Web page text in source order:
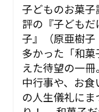
子どものお菓
評の『子ども
子』（原亜樹
多かった「和
えた待望の一
中行事や、お
の人生儀礼に